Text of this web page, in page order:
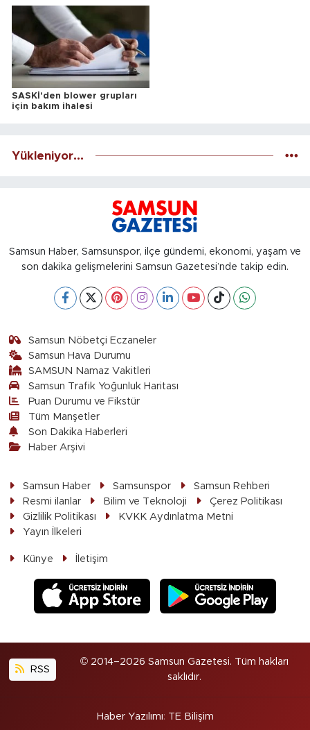
SASKİ'den blower grupları
için bakım ihalesi
Yükleniyor...
Samsun Haber, Samsunspor, ilçe gündemi, ekonomi, yaşam ve
son dakika gelişmelerini Samsun Gazetesi’nde takip edin.
Samsun Nöbetçi Eczaneler
Samsun Hava Durumu
SAMSUN Namaz Vakitleri
Samsun Trafik Yoğunluk Haritası
Puan Durumu ve Fikstür
Tüm Manşetler
Son Dakika Haberleri
Haber Arşivi
Samsun Haber Samsunspor
Samsun Rehberi
Resmi ilanlar
Bilim ve Teknoloji
Çerez Politikası
Gizlilik Politikası
KVKK Aydınlatma Metni
Yayın İlkeleri
Künye İletişim
RSS
© 2014–2026 Samsun Gazetesi. Tüm hakları
saklıdır.
Haber Yazılımı: TE Bilişim